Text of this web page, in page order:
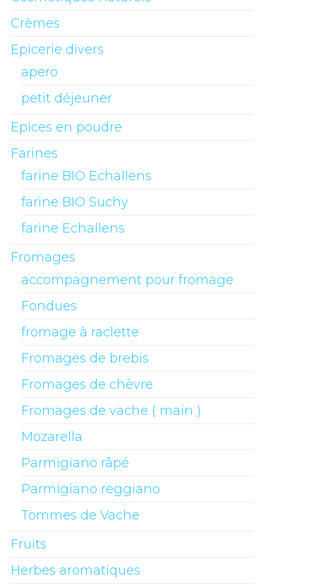
Crèmes
Epicerie divers
apero
petit déjeuner
Epices en poudre
Farines
farine BIO Echallens
farine BIO Suchy
farine Echallens
Fromages
accompagnement pour fromage
Fondues
fromage à raclette
Fromages de brebis
Fromages de chèvre
Fromages de vache ( main )
Mozarella
Parmigiano râpé
Parmigiano reggiano
Tommes de Vache
Fruits
Herbes aromatiques